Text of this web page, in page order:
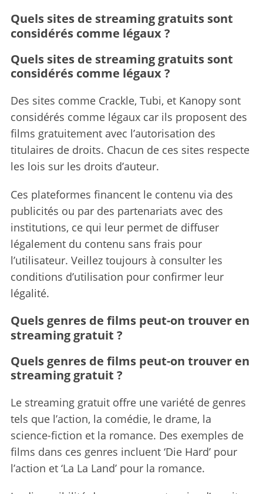
Quels sites de streaming gratuits sont
considérés comme légaux ?
Quels sites de streaming gratuits sont
considérés comme légaux ?
Des sites comme Crackle, Tubi, et Kanopy sont
considérés comme légaux car ils proposent des
films gratuitement avec l’autorisation des
titulaires de droits. Chacun de ces sites respecte
les lois sur les droits d’auteur.
Ces plateformes financent le contenu via des
publicités ou par des partenariats avec des
institutions, ce qui leur permet de diffuser
légalement du contenu sans frais pour
l’utilisateur. Veillez toujours à consulter les
conditions d’utilisation pour confirmer leur
légalité.
Quels genres de films peut-on trouver en
streaming gratuit ?
Quels genres de films peut-on trouver en
streaming gratuit ?
Le streaming gratuit offre une variété de genres
tels que l’action, la comédie, le drame, la
science-fiction et la romance. Des exemples de
films dans ces genres incluent ‘Die Hard’ pour
l’action et ‘La La Land’ pour la romance.